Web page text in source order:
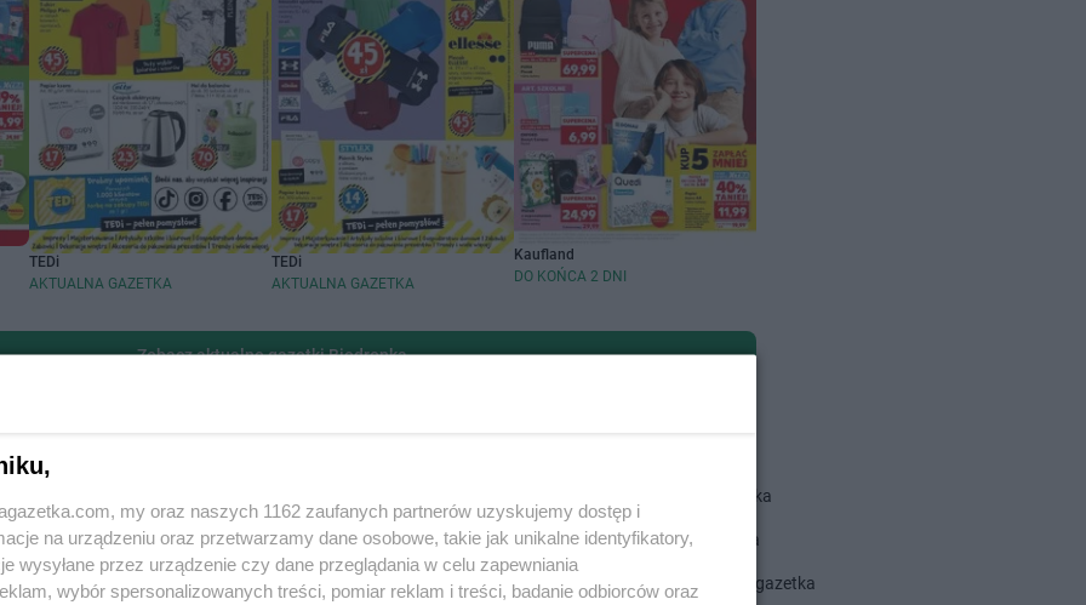
TEDi
AKTUALNA GAZETKA
TEDi
AKTUALNA GAZETKA
Kaufland
DO KOŃCA 2 DNI
Zobacz aktualne gazetki Biedronka
Lidl gazetka
Kaufland gazetka
Action gazetka
ALDI gazetka
ROSSMANN gazetka
my oraz naszych 1162 zaufanych partnerów uzyskujemy dostęp i
na urządzeniu oraz przetwarzamy dane osobowe, takie jak unikalne identyfikatory,
wysyłane przez urządzenie czy dane przeglądania w celu zapewniania
wybór spersonalizowanych treści, pomiar reklam i treści, badanie odbiorców oraz